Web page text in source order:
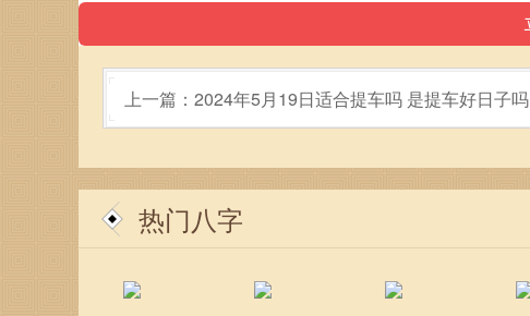
上一篇：2024年5月19日适合提车吗 是提车好日子吗
热门八字